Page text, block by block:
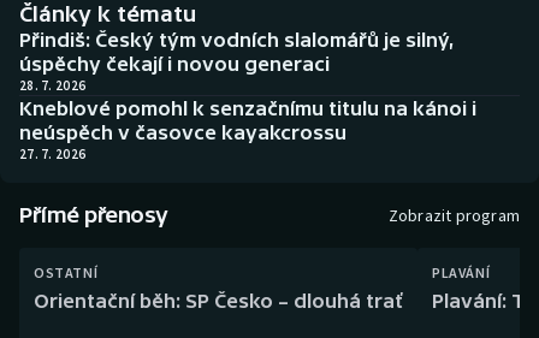
Basketbal
Biatlon
Boby a skeleton
Box
Curling
Historické návraty
Aplikace ČT sport
AZ kvíz
Články k tématu
Přindiš: Český tým vodních slalomářů je silný,
úspěchy čekají i novou generaci
28. 7. 2026
Kneblové pomohl k senzačnímu titulu na kánoi i
neúspěch v časovce kayakcrossu
27. 7. 2026
Přímé přenosy Zobrazit program
OSTATNÍ
Orientační běh: SP Česko – dlouhá trať
PLAVÁNÍ
Plavání: